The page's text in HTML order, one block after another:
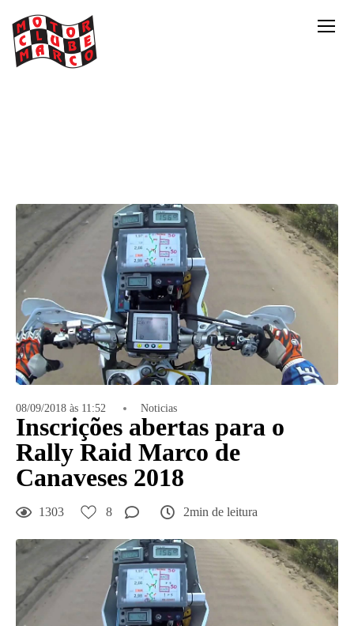
08/09/2018 às 11:52 Noticias
Inscrições abertas para o
Rally Raid Marco de
Canaveses 2018
1303 8 2min de leitura